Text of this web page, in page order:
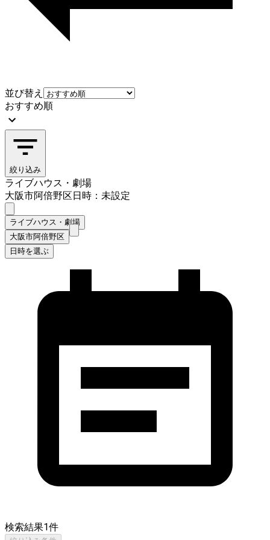
並び替え
おすすめ順
絞り込み
ライブハウス・劇場
大阪市阿倍野区日時：未設定
ライブハウス・劇場
大阪市阿倍野区
日時を選ぶ
検索結果1件